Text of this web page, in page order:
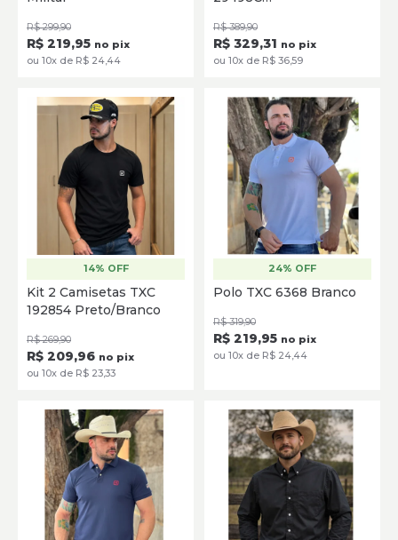
R$ 299,90
R$ 219,95 no pix
ou 10x de R$ 24,44
R$ 389,90
R$ 329,31 no pix
ou 10x de R$ 36,59
G GG
SELECIONE
14% OFF
Kit 2 Camisetas TXC
192854 Preto/Branco
R$ 269,90
R$ 209,96 no pix
ou 10x de R$ 23,33
M G
24% OFF
Polo TXC 6368 Branco
R$ 319,90
R$ 219,95 no pix
ou 10x de R$ 24,44